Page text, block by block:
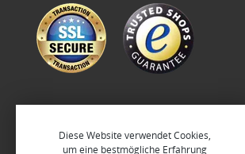
Diese Website verwendet Cookies,
um eine bestmögliche Erfahrung